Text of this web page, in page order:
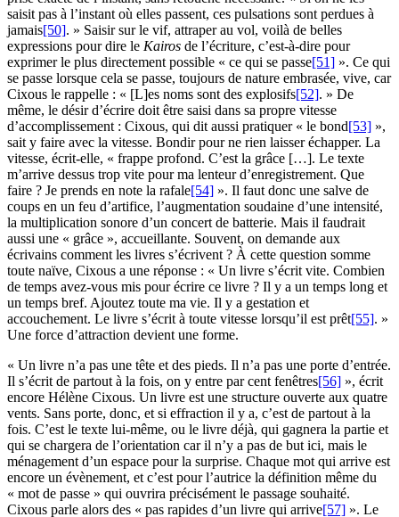
saisit pas à l’instant où elles passent, ces pulsations sont perdues à
jamais[50]. » Saisir sur le vif, attraper au vol, voilà de belles
expressions pour dire le Kairos de l’écriture, c’est-à-dire pour
exprimer le plus directement possible « ce qui se passe[51] ». Ce qui
se passe lorsque cela se passe, toujours de nature embrasée, vive, car
Cixous le rappelle : « [L]es noms sont des explosifs[52]. » De
même, le désir d’écrire doit être saisi dans sa propre vitesse
d’accomplissement : Cixous, qui dit aussi pratiquer « le bond[53] »,
sait y faire avec la vitesse. Bondir pour ne rien laisser échapper. La
vitesse, écrit-elle, « frappe profond. C’est la grâce […]. Le texte
m’arrive dessus trop vite pour ma lenteur d’enregistrement. Que
faire ? Je prends en note la rafale[54] ». Il faut donc une salve de
coups en un feu d’artifice, l’augmentation soudaine d’une intensité,
la multiplication sonore d’un concert de batterie. Mais il faudrait
aussi une « grâce », accueillante. Souvent, on demande aux
écrivains comment les livres s’écrivent ? À cette question somme
toute naïve, Cixous a une réponse : « Un livre s’écrit vite. Combien
de temps avez-vous mis pour écrire ce livre ? Il y a un temps long et
un temps bref. Ajoutez toute ma vie. Il y a gestation et
accouchement. Le livre s’écrit à toute vitesse lorsqu’il est prêt[55]. »
Une force d’attraction devient une forme.
« Un livre n’a pas une tête et des pieds. Il n’a pas une porte d’entrée.
Il s’écrit de partout à la fois, on y entre par cent fenêtres[56] », écrit
encore Hélène Cixous. Un livre est une structure ouverte aux quatre
vents. Sans porte, donc, et si effraction il y a, c’est de partout à la
fois. C’est le texte lui-même, ou le livre déjà, qui gagnera la partie et
qui se chargera de l’orientation car il n’y a pas de but ici, mais le
ménagement d’un espace pour la surprise. Chaque mot qui arrive est
encore un évènement, et c’est pour l’autrice la définition même du
« mot de passe » qui ouvrira précisément le passage souhaité.
Cixous parle alors des « pas rapides d’un livre qui arrive[57] ». Le